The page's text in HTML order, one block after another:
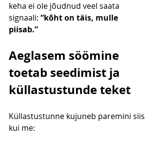
keha ei ole jõudnud veel saata
signaali: “kõht on täis, mulle
piisab.”
Aeglasem söömine
toetab seedimist ja
küllastustunde teket
Küllastustunne kujuneb paremini siis
kui me: